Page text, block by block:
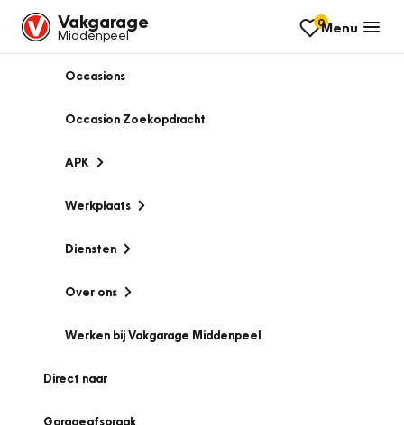
Vakgarage
Middenpeel
0Menu
Occasions
Occasion Zoekopdracht
APK
Werkplaats
Diensten
Over ons
Werken bij Vakgarage Middenpeel
Direct naar
Garageafspraak